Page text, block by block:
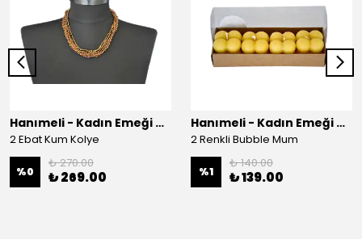
Hanımeli - Kadın Emeği Çarşısı
2 Ebat Kum Kolye
%0
₺ 270.00
₺ 269.00
Hanımeli - Kadın Emeği Çarşısı
2 Renkli Bubble Mum
%1
₺ 140.00
₺ 139.00